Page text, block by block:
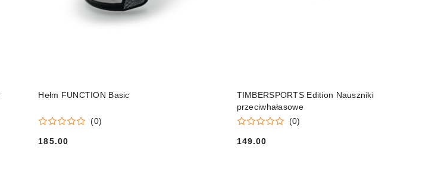
Hełm FUNCTION Basic
(0)
Cena:
185.00
TIMBERSPORTS Edition Nauszniki
przeciwhałasowe
(0)
Cena:
149.00